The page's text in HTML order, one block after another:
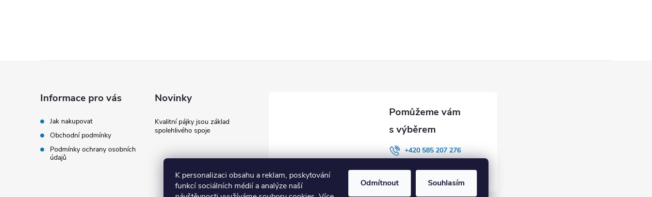
K personalizaci obsahu a reklam, poskytování
funkcí sociálních médií a analýze naší
Odmítnout Souhlasím
Informace pro vás
Jak nakupovat
Obchodní podmínky
Podmínky ochrany osobních
údajů
Novinky
Kvalitní pájky jsou základ
spolehlivého spoje
+420 585 207 276